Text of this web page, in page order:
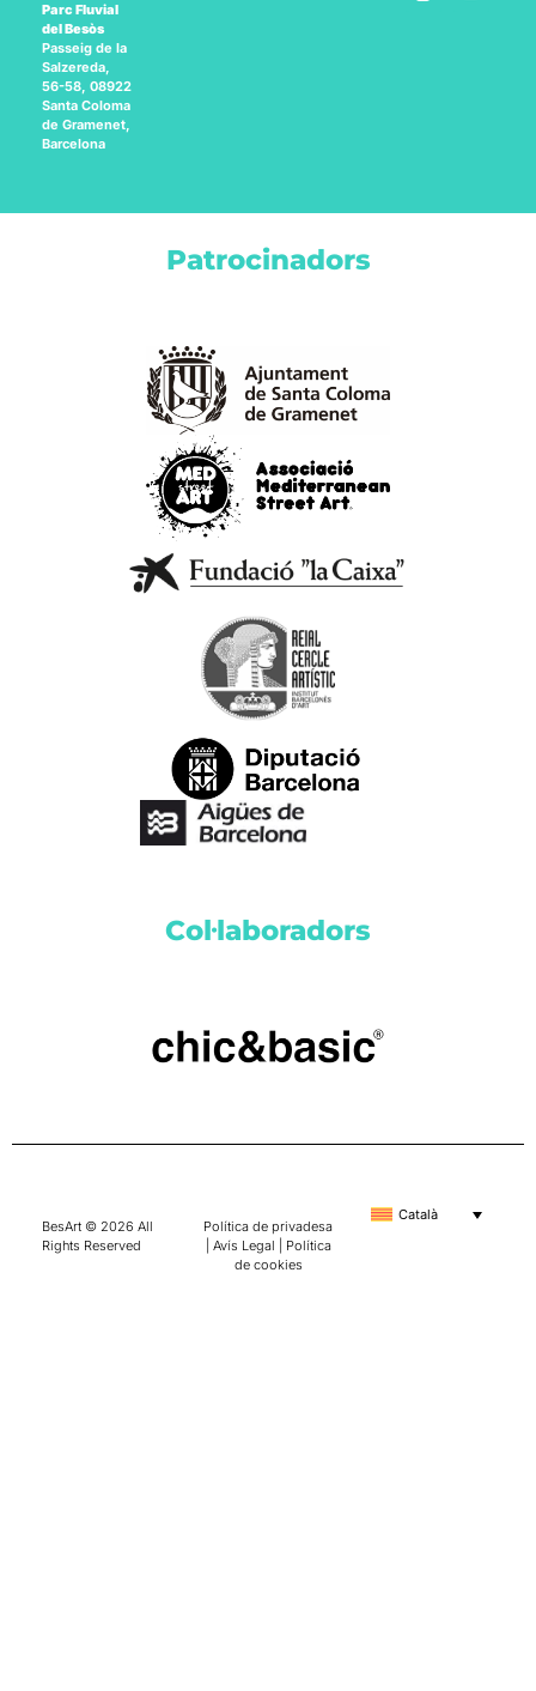
Parc Fluvial
del Besòs
Passeig de la
Salzereda,
56-58, 08922
Santa Coloma
de Gramenet,
Barcelona
Patrocinadors
Col·laboradors
BesArt © 2026 All
Rights Reserved
Política de privadesa
Avís Legal
Política
de cookies
Català